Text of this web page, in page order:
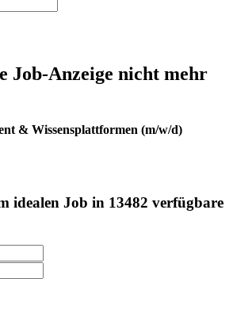
Job-Anzeige nicht mehr
& Wissensplattformen (m/w/d)
idealen Job in 13482 verfügbare